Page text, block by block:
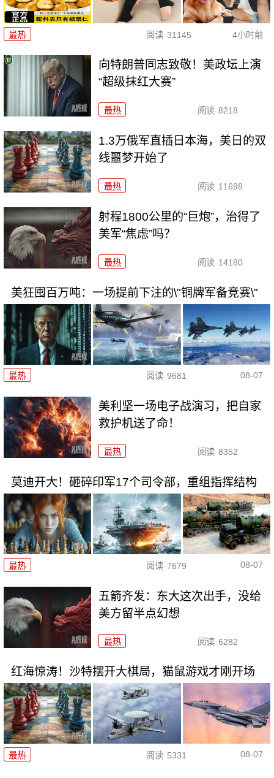
最热 阅读 31145 4小时前
向特朗普同志致敬！美政坛上演
“超级抹红大赛”
最热 阅读 8218
1.3万俄军直插日本海，美日的双
线噩梦开始了
最热 阅读 11698
射程1800公里的“巨炮”，治得了
美军“焦虑”吗？
最热 阅读 14180
美狂囤百万吨：一场提前下注的\"铜牌军备竞赛\"
最热 阅读 9681 08-07
美利坚一场电子战演习，把自家
救护机送了命！
最热 阅读 8352
莫迪开大！砸碎印军17个司令部，重组指挥结构
最热 阅读 7679 08-07
五箭齐发：东大这次出手，没给
美方留半点幻想
最热 阅读 6282
红海惊涛！沙特摆开大棋局，猫鼠游戏才刚开场
最热 阅读 5331 08-07